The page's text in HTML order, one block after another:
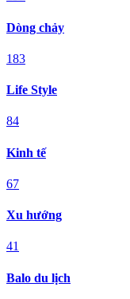
Dòng chảy
183
Life Style
84
Kinh tế
67
Xu hướng
41
Balo du lịch